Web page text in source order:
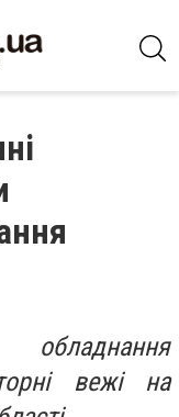
вежі на